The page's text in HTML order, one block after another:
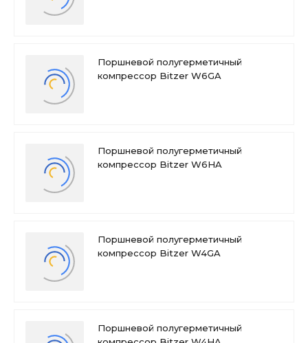
Поршневой полугерметичный
компрессор Bitzer W6GA
Поршневой полугерметичный
компрессор Bitzer W6HA
Поршневой полугерметичный
компрессор Bitzer W4GA
Поршневой полугерметичный